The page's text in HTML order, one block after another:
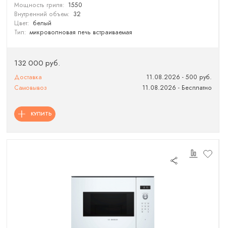
Мощность гриля: 1550
Внутренний объем: 32
Цвет: белый
Тип: микроволновая печь встраиваемая
132 000 руб.
Доставка
11.08.2026 - 500 руб.
Самовывоз
11.08.2026 - Бесплатно
КУПИТЬ